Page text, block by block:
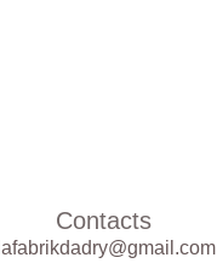
Contacts
lafabrikdadry@gmail.com